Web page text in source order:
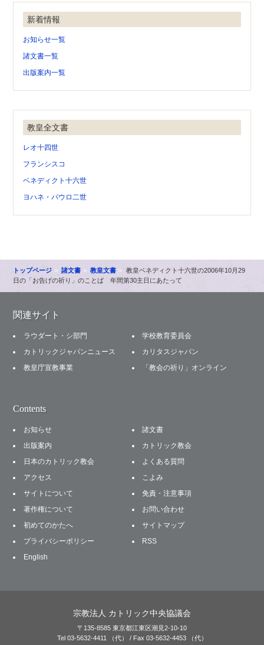
新着情報
お知らせ一覧
諸文書一覧
出版案内一覧
教皇全文書
レオ十四世
フランシスコ
ベネディクト十六世
ヨハネ・パウロ二世
トップページ 諸文書 教皇文書
教皇ベネディクト十六世の2006年10月29
日の「お告げの祈り」のことば 年間第30主日にあたって
関連サイト
ラウダート・シ部門
学校教育委員会
カトリックジャパンニュース
カリタスジャパン
教皇庁宣教事業
「教会の祈り」オンライン
Contents
お知らせ
諸文書
出版案内
カトリック教会
日本のカトリック教会
よくある質問
アクセス
こよみ
サイトについて
免責・注意事項
著作権について
お問い合わせ
初めてのかたへ
サイトマップ
プライバシーポリシー
RSS
English
宗教法人 カトリック中央協議会
〒135-8585 東京都江東区潮見2-10-10
Tel 03-5632-4411 （代） / Fax 03-5632-4453 （代）